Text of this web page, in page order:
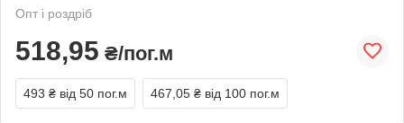
Опт і роздріб
518,95 ₴/пог.м
493 ₴ від 50 пог.м 467,05 ₴ від 100 пог.м